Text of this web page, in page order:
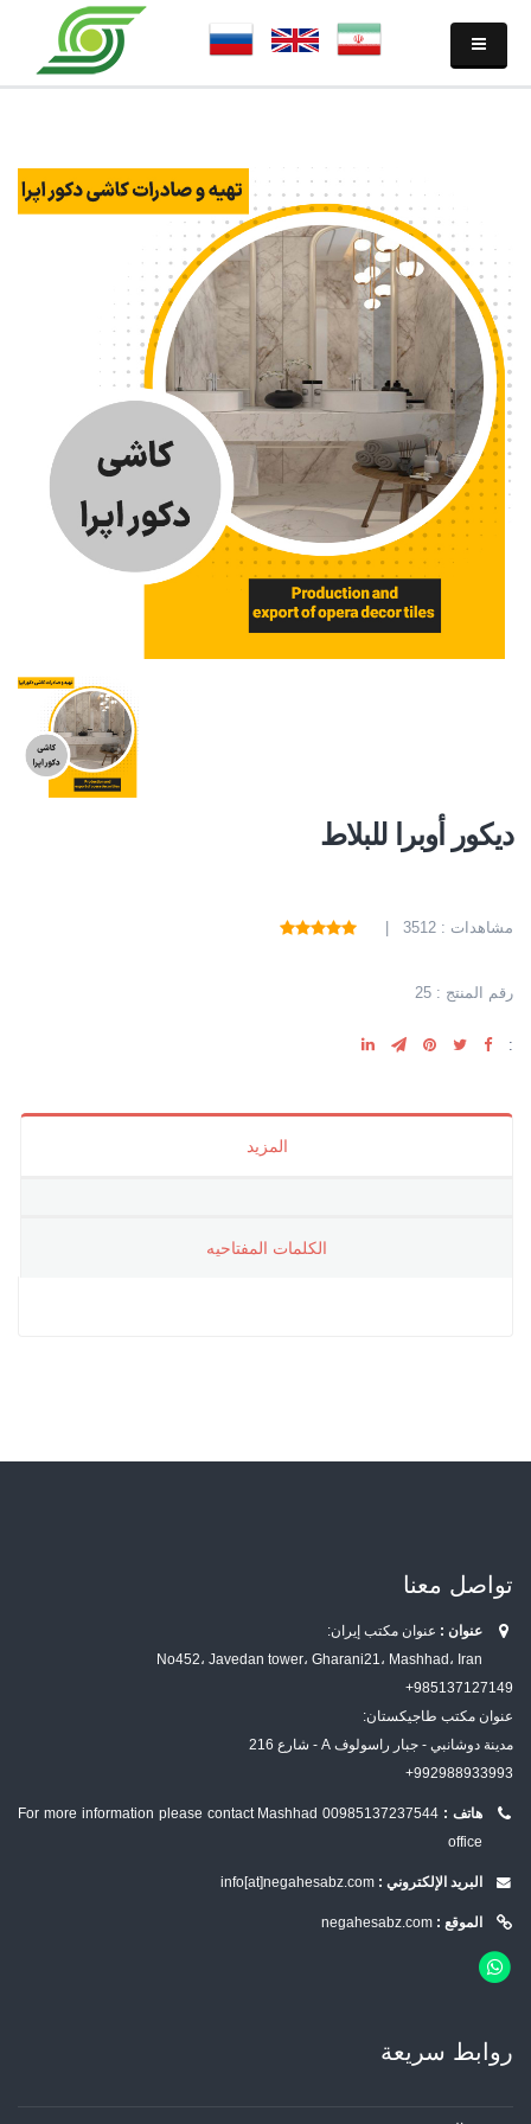
ديكور أوبرا للبلاط
مشاهدات : 3512 |
رقم المنتج : 25
:
المزيد
الکلمات المفتاحیه
تواصل معنا
عنوان : عنوان مكتب إيران:
No452، Javedan tower، Gharani21، Mashhad، Iran
985137127149+
عنوان مكتب طاجيكستان:
مدينة دوشانبي - جبار راسولوف A - شارع 216
992988933993+
هاتف : 00985137237544
For more information please contact Mashhad
office
البريد الإلكتروني : info[at]negahesabz.com
الموقع : negahesabz.com
روابط سریعة